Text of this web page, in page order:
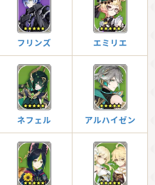
フリンズ エミリエ
ネフェル アルハイゼン